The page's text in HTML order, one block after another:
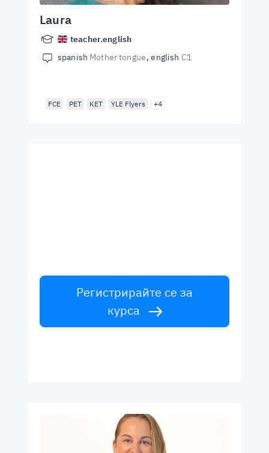
Laura
teacher.english
spanish Mother tongue english C1
FCE PET KET YLE Flyers +4
Регистрирайте се за
курса